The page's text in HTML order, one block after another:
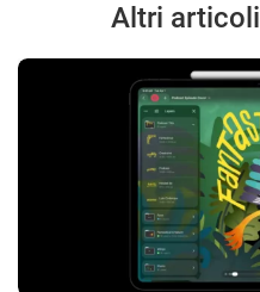
Altri